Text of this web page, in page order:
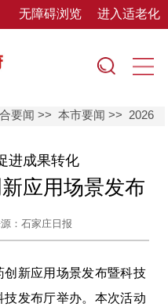
无障碍浏览 进入适老化
要闻 >>本市要闻 >> 2026
进成果转化
应用场景发布
：石家庄日报
创新应用场景发布暨科技
发布厅举办。本次活动